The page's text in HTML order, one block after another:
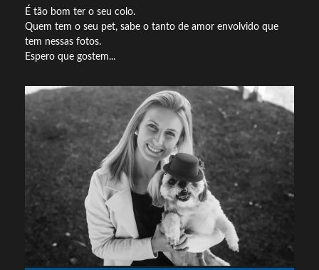
É tão bom ter o seu colo.
Quem tem o seu pet, sabe o tanto de amor envolvido que
tem nessas fotos.
Espero que gostem...